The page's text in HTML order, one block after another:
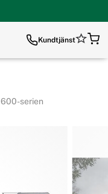
Kundtjänst
600-serien